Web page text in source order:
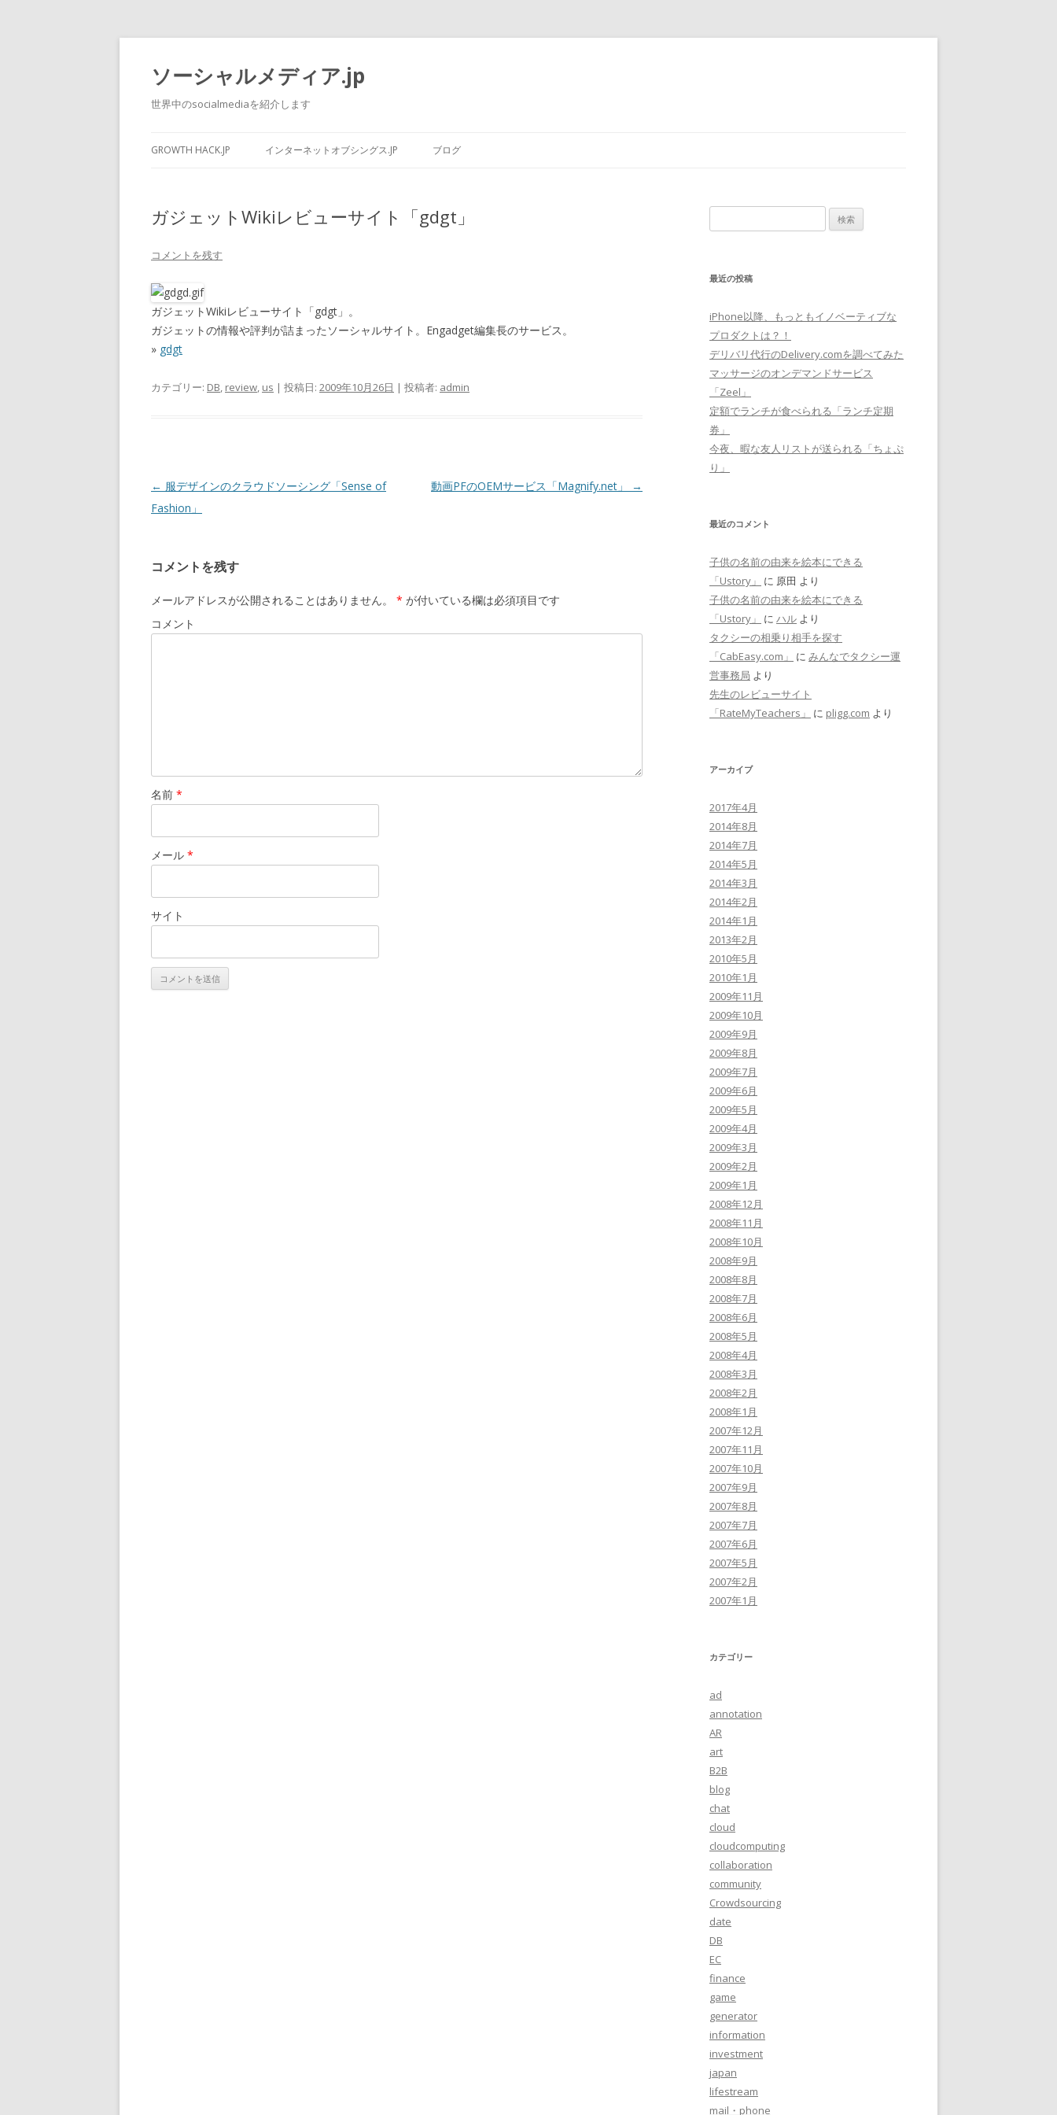
ソーシャルメディア.jp
世界中のsocialmediaを紹介します
GROWTH HACK.JP インターネットオブシングス.JP ブログ
ガジェットWikiレビューサイト「gdgt」
コメントを残す
ガジェットWikiレビューサイト「gdgt」。
ガジェットの情報や評判が詰まったソーシャルサイト。Engadget編集長のサービス。
» gdgt
カテゴリー: DB, review, us | 投稿日: 2009年10月26日 | 投稿者: admin
投
稿
ゲ
ー
シ
ョ
← 服デザインのクラウドソーシング「Sense of
Fashion」
動画PFのOEMサービス「Magnify.net」 →
コメントを残す
メールアドレスが公開されることはありません。 * が付いている欄は必須項目です
コメント
名前 *
メール *
サイト
索
最近の投稿
iPhone以降、もっともイノベーティブな
プロダクトは？！
デリバリ代行のDelivery.comを調べてみた
マッサージのオンデマンドサービス
「Zeel」
定額でランチが食べられる「ランチ定期
券」
今夜、暇な友人リストが送られる「ちょぷ
り」
最近のコメント
子供の名前の由来を絵本にできる
「Ustory」
に 原田 より
子供の名前の由来を絵本にできる
「Ustory」
に ハル より
タクシーの相乗り相手を探す
「CabEasy.com」
に みんなでタクシー運
営事務局 より
先生のレビューサイト
「RateMyTeachers」
に pligg.com より
アーカイブ
2017年4月
2014年8月
2014年7月
2014年5月
2014年3月
2014年2月
2014年1月
2013年2月
2010年5月
2010年1月
2009年11月
2009年10月
2009年9月
2009年8月
2009年7月
2009年6月
2009年5月
2009年4月
2009年3月
2009年2月
2009年1月
2008年12月
2008年11月
2008年10月
2008年9月
2008年8月
2008年7月
2008年6月
2008年5月
2008年4月
2008年3月
2008年2月
2008年1月
2007年12月
2007年11月
2007年10月
2007年9月
2007年8月
2007年7月
2007年6月
2007年5月
2007年2月
2007年1月
カテゴリー
ad
annotation
AR
art
B2B
blog
chat
cloud
cloudcomputing
collaboration
community
Crowdsourcing
date
DB
EC
finance
game
generator
information
investment
japan
lifestream
mail・phone